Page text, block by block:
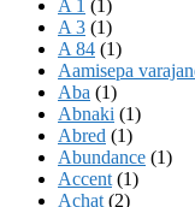
A 1 (1)
A 3 (1)
A 84 (1)
Aamisepa
Aba (1)
Abnaki (1)
Abred (1)
Abundance (1)
Accent (1)
Achat (2)